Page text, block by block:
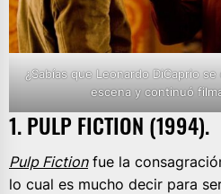
¿Sabías que Leonardo DiCaprio
escena y continuó
1. PULP FICTION (1994).
Pulp Fictionfue la
lo cual es mucho decir para